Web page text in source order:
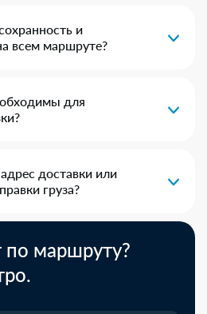
и
всем маршруте?
для
доставки или
груза?
по маршруту?